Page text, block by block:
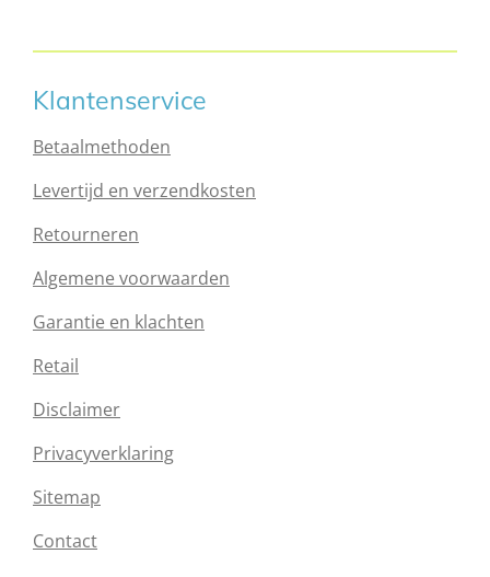
Klantenservice
Betaalmethoden
Levertijd en verzendkosten
Retourneren
Algemene voorwaarden
Garantie en klachten
Retail
Disclaimer
Privacyverklaring
Sitemap
Contact